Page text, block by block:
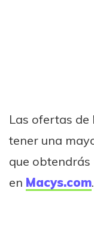
Las ofertas de
tener una
que
en Macys.com.